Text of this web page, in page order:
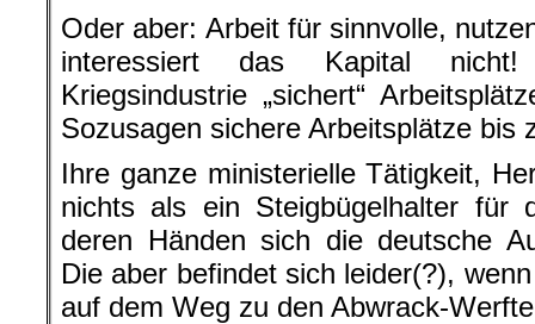
Oder aber: Arbeit für sinnvolle,
interessiert das Kapital
Kriegsindustrie „sichert“
Sozusagen sichere Arbeitsplätze bis
Ihre ganze ministerielle Tätigkeit,
nichts als ein Steigbügelhalter für
deren Händen sich die deutsche
Die aber befindet sich leider(?),
auf dem Weg zu den Abwrack-